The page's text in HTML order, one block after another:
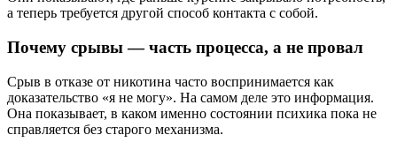
а теперь требуется другой способ контакта с собой.
Почему срывы — часть процесса, а не провал
Срыв в отказе от никотина часто воспринимается как
доказательство «я не могу». На самом деле это информация.
Она показывает, в каком именно состоянии психика пока не
справляется без старого механизма.